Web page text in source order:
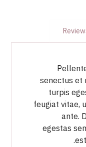
senectus et
turpis
feugiat vitae,
ante.
egestas